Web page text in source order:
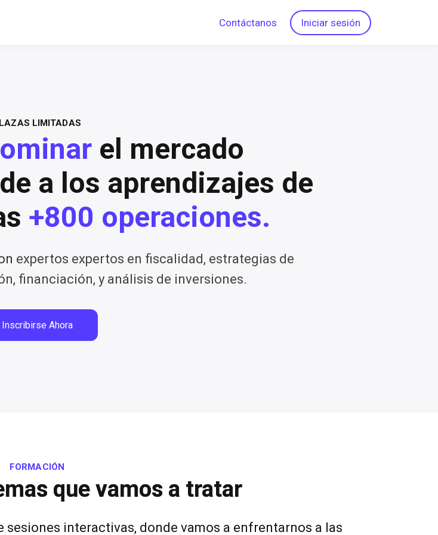
Contáctanos Iniciar sesión
LIMITADAS
el mercado
a los aprendizajes de
+800 operaciones.
expertos expertos en fiscalidad, estrategias de
financiación, y análisis de inversiones.
Inscribirse Ahora
FORMACIÓN
que vamos a tratar
interactivas, donde vamos a enfrentarnos a las